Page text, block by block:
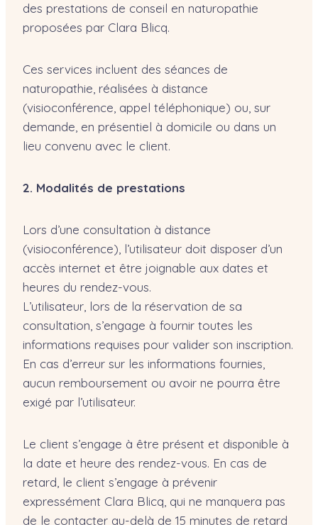
des prestations de conseil en naturopathie
proposées par Clara Blicq.
Ces services incluent des séances de
naturopathie, réalisées à distance
(visioconférence, appel téléphonique) ou, sur
demande, en présentiel à domicile ou dans un
lieu convenu avec le client.
2. Modalités de prestations
Lors d’une consultation à distance
(visioconférence), l’utilisateur doit disposer d’un
accès internet et être joignable aux dates et
heures du rendez-vous.
L’utilisateur, lors de la réservation de sa
consultation, s’engage à fournir toutes les
informations requises pour valider son inscription.
En cas d’erreur sur les informations fournies,
aucun remboursement ou avoir ne pourra être
exigé par l’utilisateur.
Le client s’engage à être présent et disponible à
la date et heure des rendez-vous. En cas de
retard, le client s’engage à prévenir
expressément Clara Blicq, qui ne manquera pas
de le contacter au-delà de 15 minutes de retard